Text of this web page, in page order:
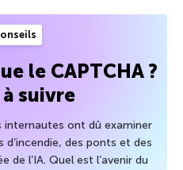
le CAPTCHA ?
suivre
internautes ont dû examiner
des ponts et des
de l’IA. Quel est l’avenir du